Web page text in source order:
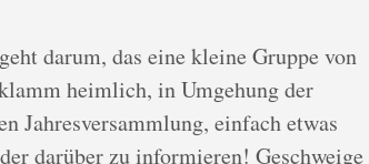
darum, das eine kleine Gruppe von
heimlich, in Umgehung der
Jahresversammlung, einfach etwas
darüber zu informieren! Geschweige